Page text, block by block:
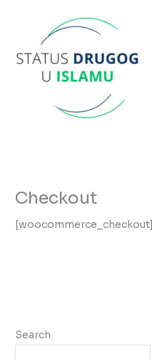
Checkout
[woocommerce_checkout]
Search